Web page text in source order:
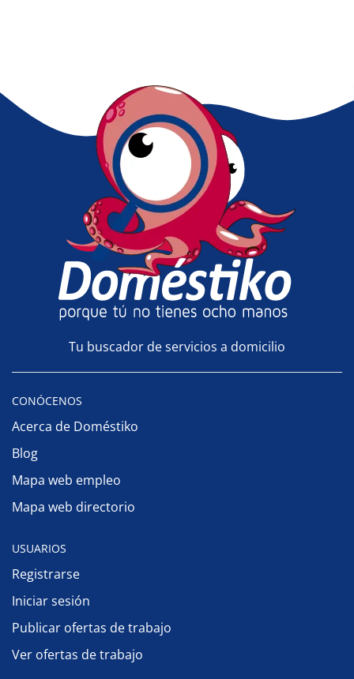
Tu buscador de servicios a domicilio
CONÓCENOS
Acerca de Doméstiko
Blog
Mapa web empleo
Mapa web directorio
USUARIOS
Registrarse
Iniciar sesión
Publicar ofertas de trabajo
Ver ofertas de trabajo